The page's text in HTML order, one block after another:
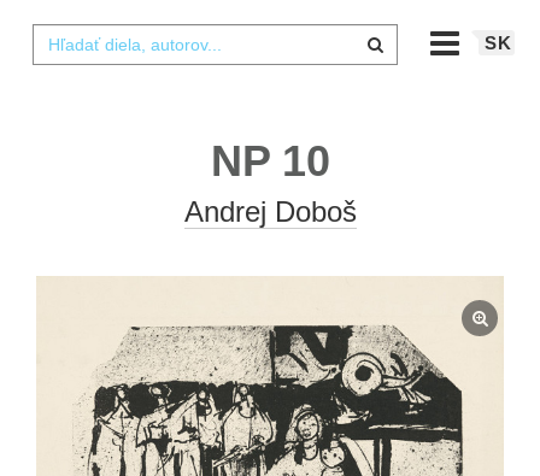
SK
NP 10
Andrej Doboš